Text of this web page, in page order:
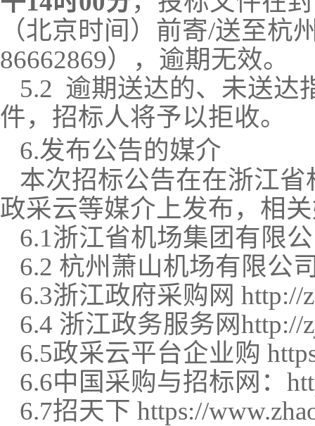
（北京时间）前寄/送至
86662869），逾期无效。
5.2 逾期送达的、未送达
件，招标人将予以拒收。
6.发布公告的媒介
本次招标公告在在浙江
政采云等媒介上发布，相
6.1浙江省机场集团有限
6.2 杭州萧山机场有限公
6.3浙江政府采购网 http://
6.4 浙江政务服务网http://
6.5政采云平台企业购
6.6中国采购与招标网：
6.7招天下 https://